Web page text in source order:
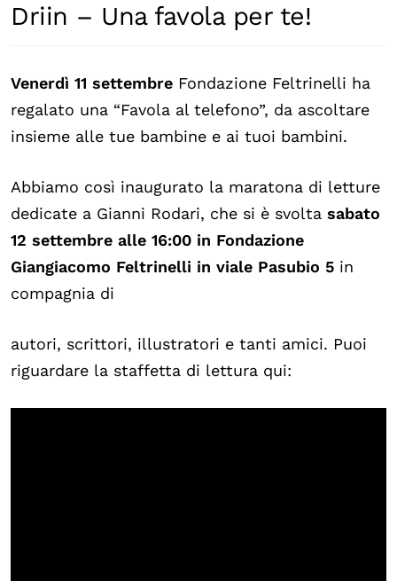
Driin – Una favola per te!
Venerdì 11 settembre Fondazione Feltrinelli ha
regalato una “Favola al telefono”, da ascoltare
insieme alle tue bambine e ai tuoi bambini.
Abbiamo così inaugurato la maratona di letture
dedicate a Gianni Rodari, che si è svolta sabato
12 settembre alle 16:00 in Fondazione
Giangiacomo Feltrinelli in viale Pasubio 5 in
compagnia di
autori, scrittori, illustratori e tanti amici. Puoi
riguardare la staffetta di lettura qui: